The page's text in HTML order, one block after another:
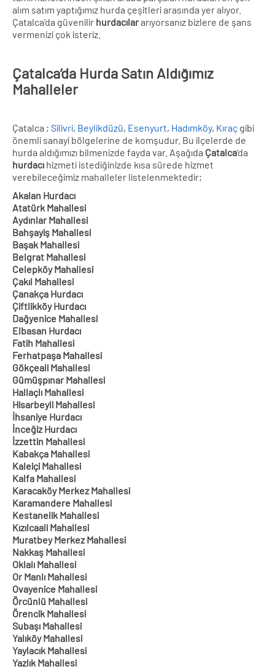
alım satım yaptığımız hurda çeşitleri arasında yer alıyor.
Çatalca’da güvenilir hurdacılararıyorsanız bizlere de şans
vermenizi çok isteriz.
Çatalca’da Hurda Satın Aldığımız
Mahalleler
Çatalca ; Silivri, Beylikdüzü, Esenyurt, Hadımköy, Kıraç gibi
önemli sanayi bölgelerine de komşudur. Bu ilçelerde de
hurda aldığımızı bilmenizde fayda var. Aşağıda Çatalca‘da
hurdacı hizmeti istediğinizde kısa sürede hizmet
verebileceğimiz mahalleler listelenmektedir;
Akalan Hurdacı
Atatürk Mahallesi
Aydınlar Mahallesi
Bahşayiş Mahallesi
Başak Mahallesi
Belgrat Mahallesi
Celepköy Mahallesi
Çakıl Mahallesi
Çanakça Hurdacı
Çiftlikköy Hurdacı
Dağyenice Mahallesi
Elbasan Hurdacı
Fatih Mahallesi
Ferhatpaşa Mahallesi
Gökçeali Mahallesi
Gümüşpınar Mahallesi
Hallaçlı Mahallesi
Hisarbeyli Mahallesi
İhsaniye Hurdacı
İnceğiz Hurdacı
İzzettin Mahallesi
Kabakça Mahallesi
Kaleiçi Mahallesi
Kalfa Mahallesi
Karacaköy Merkez Mahallesi
Karamandere Mahallesi
Kestanelik Mahallesi
Kızılcaali Mahallesi
Muratbey Merkez Mahallesi
Nakkaş Mahallesi
Oklalı Mahallesi
Or Manlı Mahallesi
Ovayenice Mahallesi
Örcünlü Mahallesi
Örencik Mahallesi
Subaşı Mahallesi
Yalıköy Mahallesi
Yaylacık Mahallesi
Yazlık Mahallesi